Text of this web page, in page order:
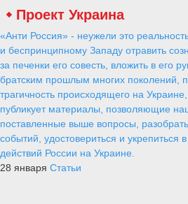
Проект Украина
«Анти Россия» - неужели это
и беспринципному Западу отравить
за печенки его совесть, вложить в его
братским прошлым многих поколений,
трагичность происходящего на
публикует материалы, позволяющие
поставленные выше вопросы,
событий, удостовериться и укрепиться
действий России на Украине.
28 января Статьи